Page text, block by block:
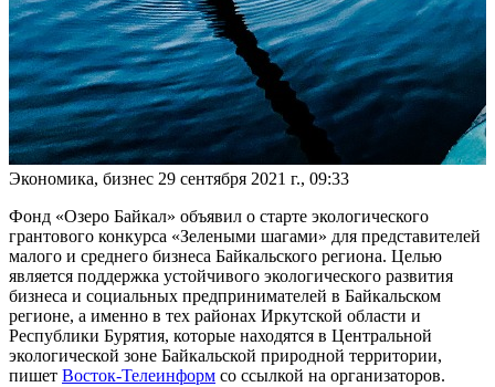
Экономика, бизнес 29 сентября 2021 г., 09:33
Фонд «Озеро Байкал» объявил о старте экологического
грантового конкурса «Зелеными шагами» для представителей
малого и среднего бизнеса Байкальского региона. Целью
является поддержка устойчивого экологического развития
бизнеса и социальных предпринимателей в Байкальском
регионе, а именно в тех районах Иркутской области и
Республики Бурятия, которые находятся в Центральной
экологической зоне Байкальской природной территории,
пишет Восток-Телеинформ со ссылкой на организаторов.